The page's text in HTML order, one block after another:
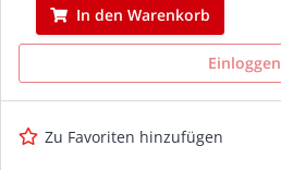
In den Warenkorb
Einloggen
Zu Favoriten hinzufügen